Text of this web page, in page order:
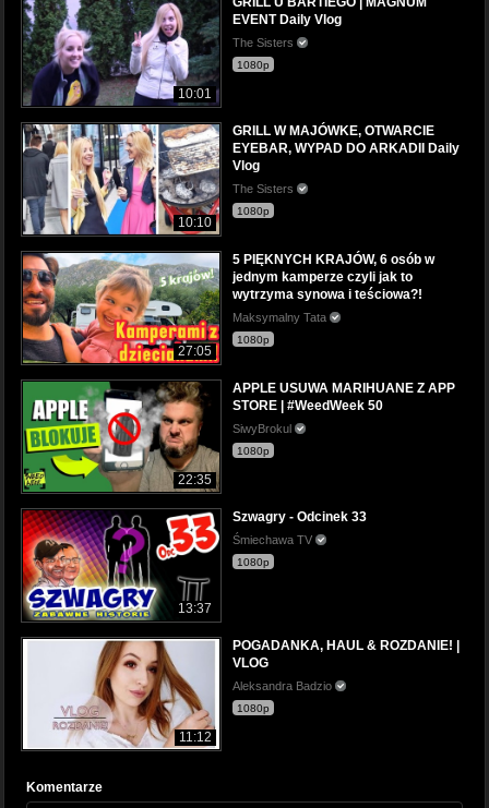
10:01
EVENT Daily Vlog
The Sisters
1080p
10:10
GRILL W MAJÓWKE, OTWARCIE
EYEBAR, WYPAD DO ARKADII Daily
Vlog
The Sisters
1080p
27:05
5 PIĘKNYCH KRAJÓW, 6 osób w
jednym kamperze czyli jak to
wytrzyma synowa i teściowa?!
Maksymalny Tata
1080p
22:35
APPLE USUWA MARIHUANE Z APP
STORE | #WeedWeek 50
SiwyBrokul
1080p
13:37
Szwagry - Odcinek 33
Śmiechawa TV
1080p
11:12
POGADANKA, HAUL & ROZDANIE! |
VLOG
Aleksandra Badzio
1080p
Komentarze